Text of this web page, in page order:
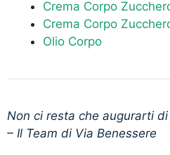
Crema Corpo
Crema Corpo
Olio Corpo
Non ci resta che augurarti
– Il Team di Via Benessere